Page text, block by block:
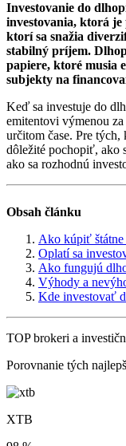
Investovanie do
investovania, ktorá
ktorí sa snažia
stabilný príjem.
papiere, ktoré musia
subjekty na
Keď sa investuje do
emitentovi výmenou
určitom čase. Pre
dôležité pochopiť, ako
ako sa rozhodnú
Obsah článku
Ako kúpiť štátne
Oplatí sa
Ako fungujú
Výhody a
Kde investovať
TOP brokeri a
Porovnanie tých
XTB